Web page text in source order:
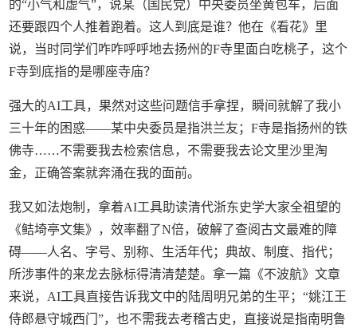
的“小气和虚气”，说某（国民党）中央委员坐黄包车，后面
还要跟四个人推着跑着。这人到底是谁？他在《看花》里
说，当时同学们咋咋呼呼地去扬州的F寺里面白吃桃子，这个
F寺到底指的是哪座寺庙？
强大的AI工具，果然对这些问题信手拿捏，瞬间就解了我小
三十年的困惑——某中央委员是指洪兰友；F寺是指扬州的铁
佛寺……不需要我去检索信息，不需要我去论文里沙里淘
金，正确答案就奔涌在我的面前。
我又如法炮制，拿着AI工具助读清代浙东史学大家全祖望的
《鲒埼亭文集》，效率翻了N倍，破解了查阅古文最难的障
碍——人名、字号、别称、生活年代；典故、制度、指代；
所涉事件的来龙去脉标得清清楚楚。拿一篇《不波航》文章
来说，AI工具直接告诉我文中的陆周明兄弟的生平；“姚江王
侍郎悬守城西门”，也不需我去考稽古史，直接说是指南明鲁